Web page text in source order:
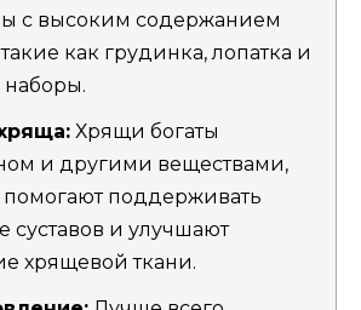
с высоким содержанием
как грудинка, лопатка и
Хрящи богаты
и другими веществами,
помогают поддерживать
суставов и улучшают
хрящевой ткани.